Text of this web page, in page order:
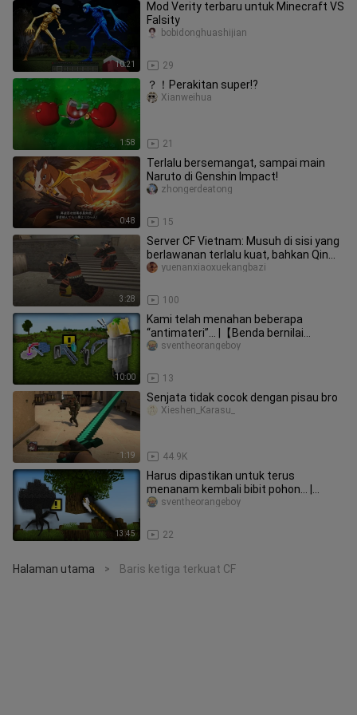
10:21
Mod Verity terbaru untuk Minecraft VS
Falsity
29
bobidonghuashijian
1:58
？！Perakitan super!?
21
Xianweihua
0:48
Terlalu bersemangat, sampai main
Naruto di Genshin Impact!
15
zhongerdeatong
3:28
Server CF Vietnam: Musuh di sisi yang
berlawanan terlalu kuat, bahkan Qin
Shihuang telah bermain dan
100
yuenanxiaoxuekangbazi
10:00
Kami telah menahan beberapa
“antimateri”... |【Benda bernilai
negatif】[Catatan Aneh MC] [Karya
13
sventheorangeboy
1:19
Senjata tidak cocok dengan pisau bro
44.9K
Xieshen_Karasu_
13:45
Harus dipastikan untuk terus
menanam kembali bibit pohon… |
【Pohon Aneh】[Catatan Pengalaman
22
sventheorangeboy
Halaman utama > Baris ketiga terkuat CF